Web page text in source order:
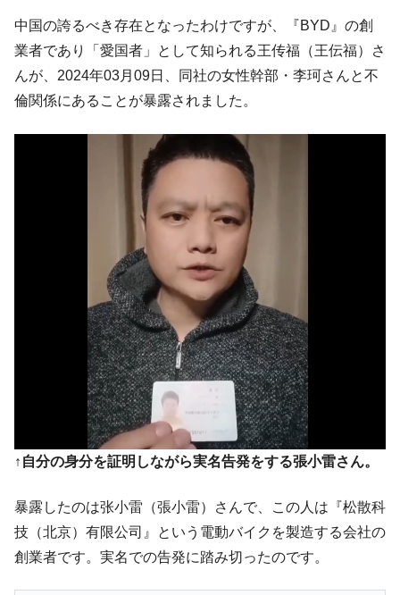
『Money1』
【対日本円】ウォン安が急進！ 日米の協調
に韓国がいっちょがみしたのでは。
『Money1』
韓国政府『BYD』車への補助金を全廃 ⇒ 実
は韓国で『BYD』車は売れている。6カ月で対前年同期比
在韓米国大使スティールが着韓！⇒ さっそ
く空港に詰めかけ「出て行け！」「極右勢力」のプラカー
ドを掲げる「在韓反米勢力」
韓国政府「2035年までに18.4GW規模のAIデ
ータセンター整備」⇒ だから無理だってば。
JPモルガン「韓国レバレッジETFの清算は
ほぼ終わった」
『Money1』
韓国『国民年金公団』株価暴落で200兆蒸
『Money1』
韓国政府「ニセＫ-ブランドを通報しようキ
ャンペーン」⇒ あの名物教授も登場！
『Money1』
韓国「橋が落ちました」⇒ 耐久性「なさす
ぎ」では。
『Money1』
韓国鉄鋼最大手『POSCO』ズブズブ沈む。
『Money1』
米国下院「韓国の公務員個人をターゲット
にぶん殴る法案」提出！⇒ クーパン問題は合衆国企業に対
する差別。許してはおかぬ
中国の誇るべき存在となったわけですが、『BYD』の創
業者であり「愛国者」として知られる王传福（王伝福）さ
んが、2024年03月09日、同社の女性幹部・李珂さんと不
倫関係にあることが暴露されました。
↑自分の身分を証明しながら実名告発をする張小雷さん。
暴露したのは张小雷（張小雷）さんで、この人は『松散科
技（北京）有限公司』という電動バイクを製造する会社の
創業者です。実名での告発に踏み切ったのです。